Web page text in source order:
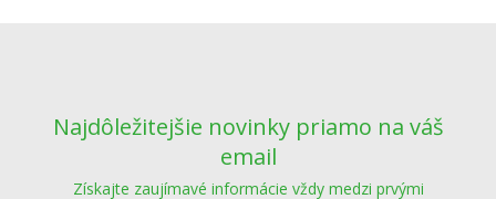
Najdôležitejšie novinky priamo na váš
email
Získajte zaujímavé informácie vždy medzi prvými